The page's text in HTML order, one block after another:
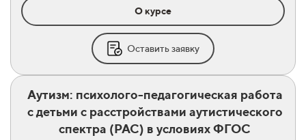
О курсе
Оставить заявку
Аутизм: психолого-педагогическая работа
с детьми с расстройствами аутистического
спектра (РАС) в условиях ФГОС